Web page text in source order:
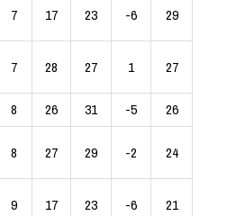
7 17 23 -6 29
7 28 27 1 27
8 26 31 -5 26
8 27 29 -2 24
9 17 23 -6 21